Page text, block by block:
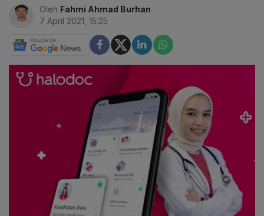
Oleh Fahmi Ahmad Burhan
7 April 2021, 15:25